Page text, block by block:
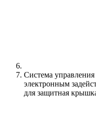
Система
электронным
для защитная